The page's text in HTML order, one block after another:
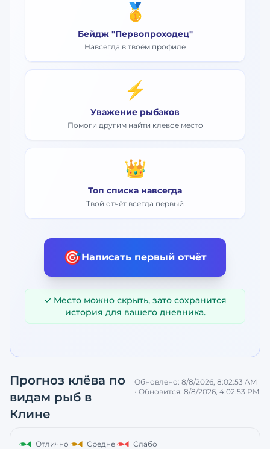
🥇
Бейдж "Первопроходец"
Навсегда в твоём профиле
⚡
Уважение рыбаков
Помоги другим найти клевое место
👑
Топ списка навсегда
Твой отчёт всегда первый
🎯Написать первый отчёт
✓ Место можно скрыть, зато сохранится
история для вашего дневника.
Прогноз клёва по
видам рыб в
Клине
Обновлено: 8/8/2026, 8:02:53 AM
• Обновится: 8/8/2026, 4:02:53 PM
Отлично Средне Слабо